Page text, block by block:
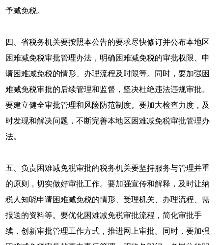
予减免税。
四、省税务机关要按照本公告的要求尽快修订并公布本地区
困难减免税审批管理办法，明确困难减免税的审批权限、申
请困难减免税的情形、办理流程及时限等。同时，要加强困
难减免税审批的后续管理和监督，坚决杜绝违法违规审批。
要建立健全审批管理和风险防范制度。要加大检查力度，及
时发现和解决问题，不断完善本地区困难减免税审批管理办
法。
五、负责困难减免税审批的税务机关要坚持服务与管理并重
的原则，切实做好审批工作。要加强宣传和解释，及时让纳
税人知晓申请困难减免税的情形、受理机关、办理流程、需
报送的资料等。要优化困难减免税审批流程，简化审批手
续，创新审批管理工作方式，推进网上审批。同时，要加强